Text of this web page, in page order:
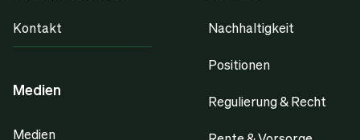
Kontakt
Medien
Medien
Nachhaltigkeit
Positionen
Regulierung & Recht